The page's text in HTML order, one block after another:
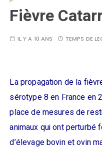
Fièvre
IL Y A 10 ANS TEMPS DE
La propagation de la
sérotype 8 en France en
place de mesures de
animaux qui ont perturbé
d’élevage bovin et ovin